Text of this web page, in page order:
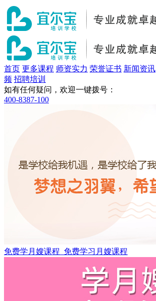
首页 更多课程 师资实力 荣誉证书 新闻资讯
频 招聘培训
如有任何疑问，欢迎一键拨号：
400-8387-100
免费学月嫂课程_免费学习月嫂课程